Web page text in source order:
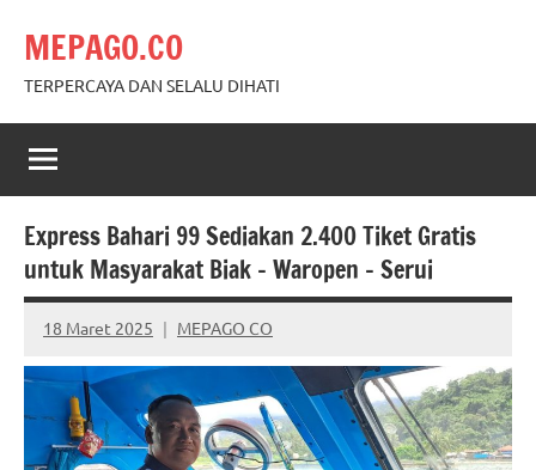
content
MEPAGO.CO
TERPERCAYA DAN SELALU DIHATI
Express Bahari 99 Sediakan 2.400 Tiket Gratis
untuk Masyarakat Biak – Waropen – Serui
18 Maret 2025 MEPAGO CO
No
comments